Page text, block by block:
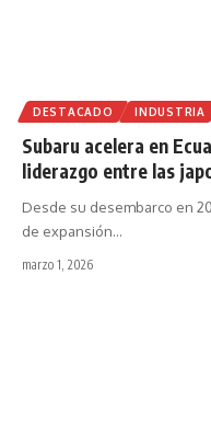
DESTACADO INDUSTRIA
Subaru acelera en
liderazgo entre las
Desde su desembarco en
de expansión…
marzo 1, 2026